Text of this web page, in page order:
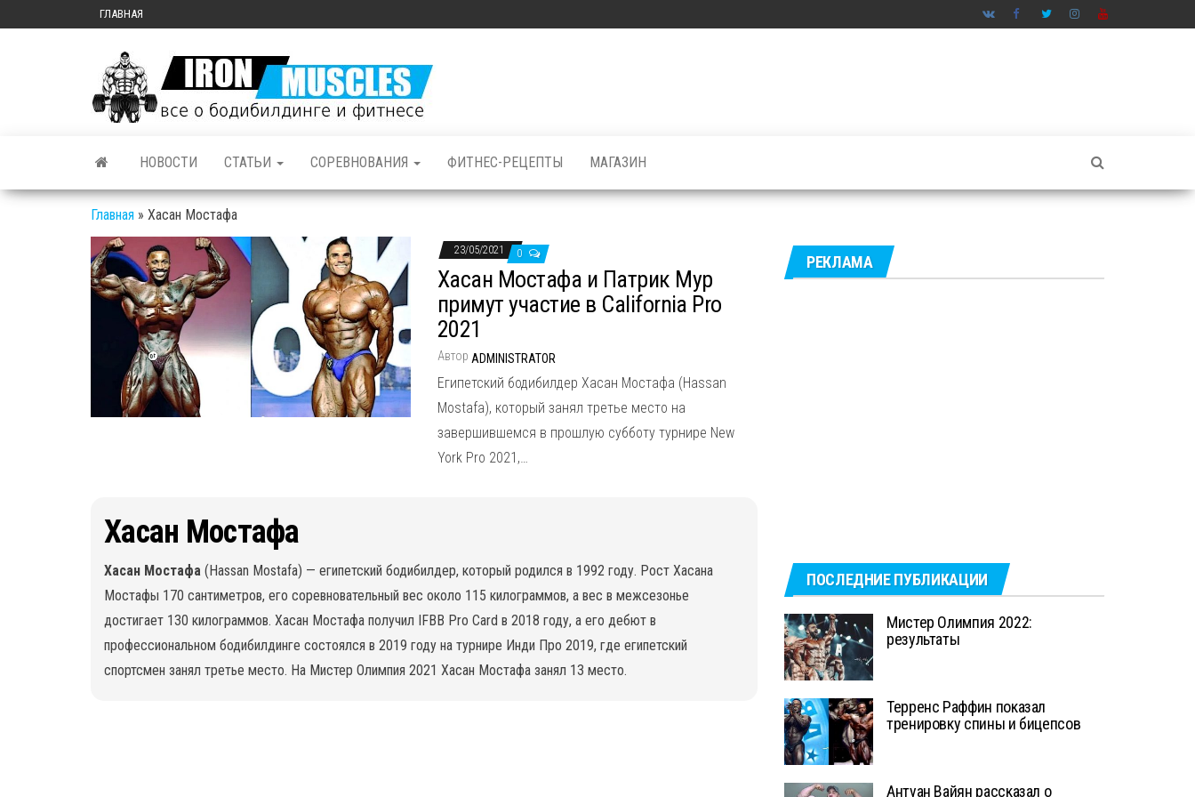
ГЛАВНАЯ
и фитнесе
НОВОСТИ СТАТЬИ СОРЕВНОВАНИЯ ФИТНЕС-РЕЦЕПТЫ МАГАЗИН
Главная » Хасан Мостафа
23/05/2021 0
Хасан Мостафа и Патрик Мур
примут участие в California Pro
2021
Автор ADMINISTRATOR
Египетский бодибилдер Хасан Мостафа (Hassan
Mostafa), который занял третье место на
завершившемся в прошлую субботу турнире New
York Pro 2021,…
Хасан Мостафа
Хасан Мостафа (Hassan Mostafa) — египетский бодибилдер, который родился в 1992 году. Рост Хасана
Мостафы 170 сантиметров, его соревновательный вес около 115 килограммов, а вес в межсезонье
достигает 130 килограммов. Хасан Мостафа получил IFBB Pro Card в 2018 году, а его дебют в
профессиональном бодибилдинге состоялся в 2019 году на турнире Инди Про 2019, где египетский
спортсмен занял третье место. На Мистер Олимпия 2021 Хасан Мостафа занял 13 место.
РЕКЛАМА
ПОСЛЕДНИЕ ПУБЛИКАЦИИ
Мистер Олимпия 2022:
результаты
Терренс Раффин показал
тренировку спины и бицепсов
Антуан Вайян рассказал о